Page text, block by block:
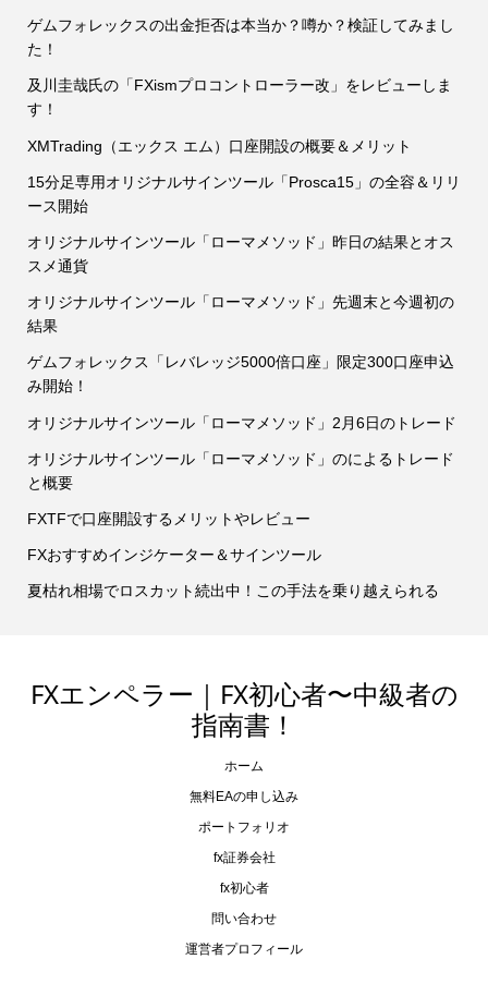
ゲムフォレックスの出金拒否は本当か？噂か？検証してみまし
た！
及川圭哉氏の「FXismプロコントローラー改」をレビューしま
す！
XMTrading（エックス エム）口座開設の概要＆メリット
15分足専用オリジナルサインツール「Prosca15」の全容＆リリ
ース開始
オリジナルサインツール「ローマメソッド」昨日の結果とオス
スメ通貨
オリジナルサインツール「ローマメソッド」先週末と今週初の
結果
ゲムフォレックス「レバレッジ5000倍口座」限定300口座申込
み開始！
オリジナルサインツール「ローマメソッド」2月6日のトレード
オリジナルサインツール「ローマメソッド」のによるトレード
と概要
FXTFで口座開設するメリットやレビュー
FXおすすめインジケーター＆サインツール
夏枯れ相場でロスカット続出中！この手法を乗り越えられる
FXエンペラー｜FX初心者〜中級者の
指南書！
ホーム
無料EAの申し込み
ポートフォリオ
fx証券会社
fx初心者
問い合わせ
運営者プロフィール